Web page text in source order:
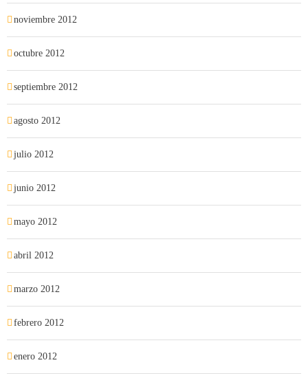
noviembre 2012
octubre 2012
septiembre 2012
agosto 2012
julio 2012
junio 2012
mayo 2012
abril 2012
marzo 2012
febrero 2012
enero 2012